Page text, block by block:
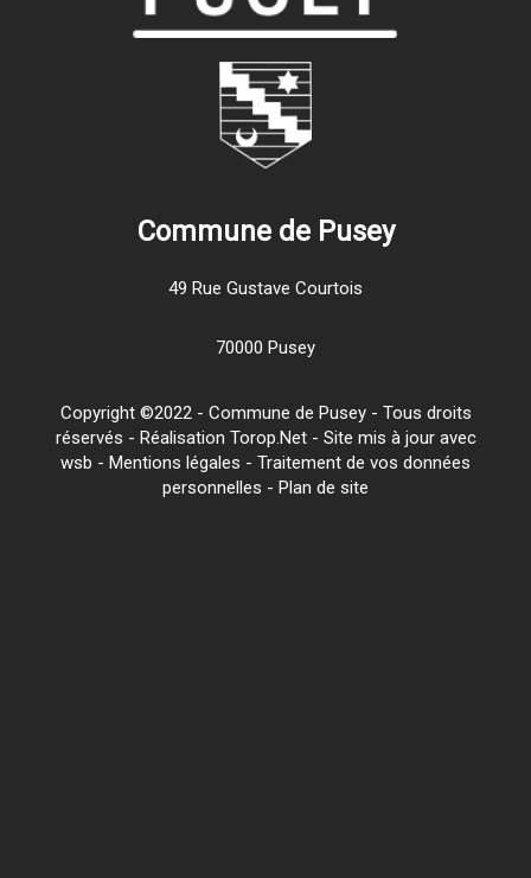
Commune de Pusey
49 Rue Gustave Courtois
70000 Pusey
Copyright ©2022 - Commune de Pusey - Tous droits
réservés - Réalisation Torop.Net - Site mis à jour avec
wsb - Mentions légales - Traitement de vos données
personnelles - Plan de site